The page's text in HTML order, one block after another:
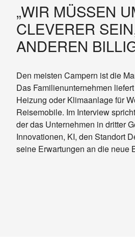
„WIR MÜSSEN
CLEVERER
ANDEREN
Den meisten Campern ist die
Das Familienunternehmen
Heizung oder Klimaanlage für
Reisemobile. Im Interview
der das Unternehmen in dritter
Innovationen, KI, den Standort
seine Erwartungen an die neue